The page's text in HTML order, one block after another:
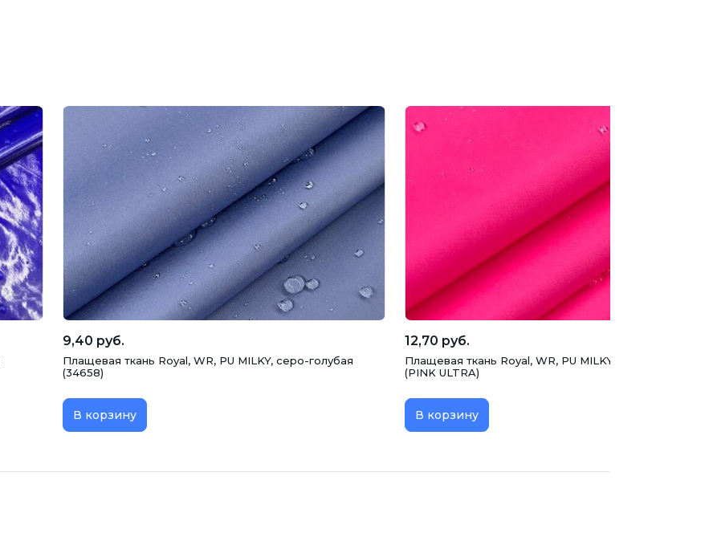
9,40 руб.
Плащевая ткань Royal, WR, PU MILKY, серо-голубая
(34658)
В корзину
12,70 руб.
Плащевая ткань Royal, WR, PU MILKY, ультра розовая
(PINK ULTRA)
В корзину